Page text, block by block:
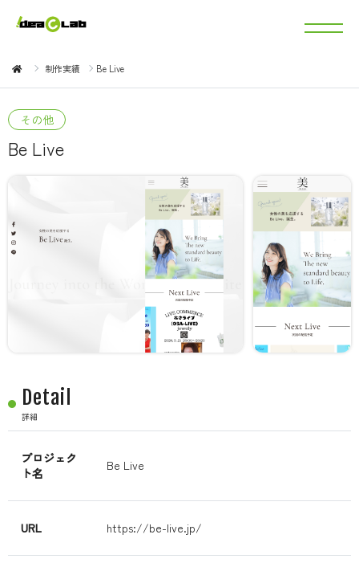
制作実績 Be Live
その他
Be Live
Detail
詳細
プロジェク
ト名
Be Live
URL https://be-live.jp/